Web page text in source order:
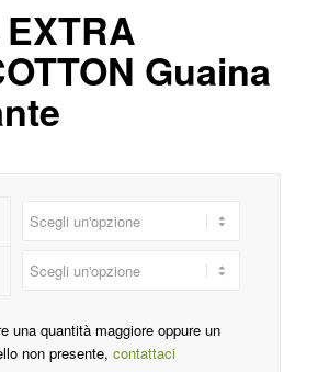
Guaina
una quantità maggiore oppure un
non presente,contattaci